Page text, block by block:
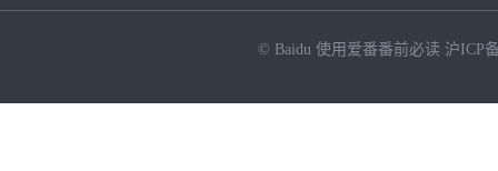
© Baidu 使用爱番番前必读 沪ICP